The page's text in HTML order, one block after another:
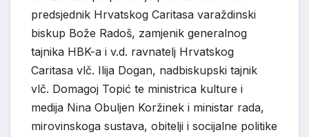
predsjednik Hrvatskog Caritasa varaždinski
biskup Bože Radoš, zamjenik generalnog
tajnika HBK-a i v.d. ravnatelj Hrvatskog
Caritasa vlč. Ilija Dogan, nadbiskupski tajnik
vlč. Domagoj Topić te ministrica kulture i
medija Nina Obuljen Koržinek i ministar rada,
mirovinskoga sustava, obitelji i socijalne politike